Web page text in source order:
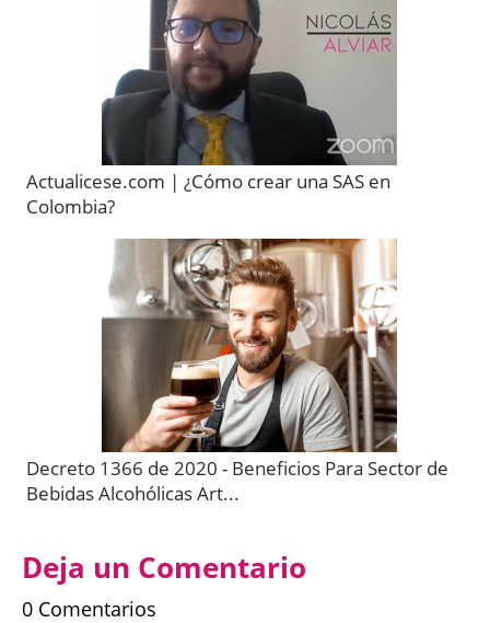
Actualicese.com | ¿Cómo crear una SAS en
Colombia?
Decreto 1366 de 2020 - Beneficios Para Sector de
Bebidas Alcohólicas Art...
Deja un Comentario
0 Comentarios